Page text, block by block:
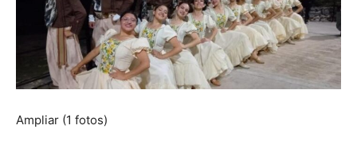
Ampliar (1 fotos)